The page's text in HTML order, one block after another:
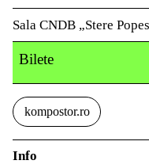
Sala CNDB „Stere
Bilete
kompostor.ro
Info